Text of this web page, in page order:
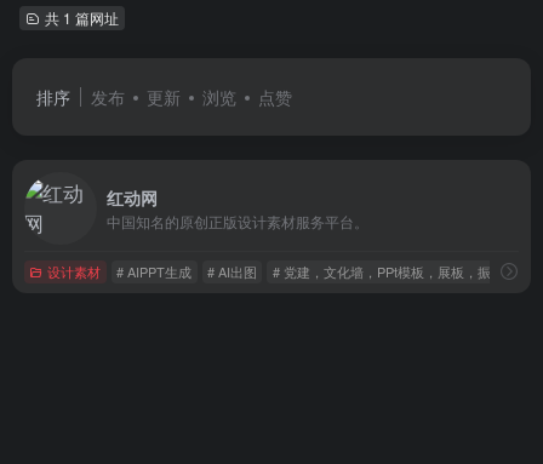
共 1 篇网址
排序 发布 更新 浏览 点赞
红动网
中国知名的原创正版设计素材服务平台。
设计素材 # AIPPT生成 # AI出图 # 党建，文化墙，PPt模板，展板，振兴农村